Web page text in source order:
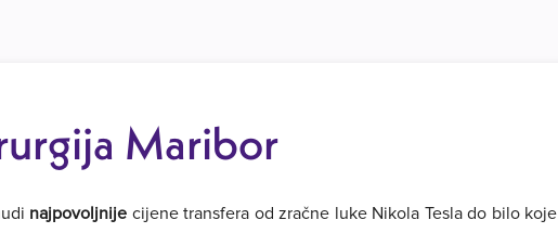
Maribor
najpovoljnije cijene transfera od zračne luke Nikola Tesla do bilo koje